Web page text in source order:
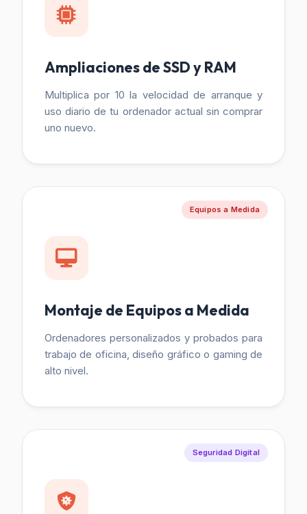
Ampliaciones de SSD y RAM
Multiplica por 10 la velocidad de arranque y
uso diario de tu ordenador actual sin comprar
uno nuevo.
Equipos a Medida
Montaje de Equipos a Medida
Ordenadores personalizados y probados para
trabajo de oficina, diseño gráfico o gaming de
alto nivel.
Seguridad Digital